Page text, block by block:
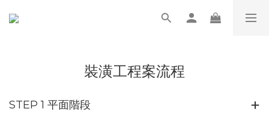
裝潢工程案流程
STEP 1 平面階段